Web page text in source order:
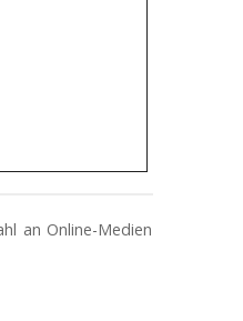
an Online-Medien